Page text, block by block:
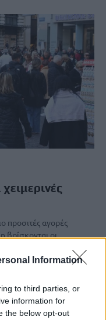
Information
to third parties, or
information for
the below opt-out
προσιτές αγορές
βρίσκονται οι